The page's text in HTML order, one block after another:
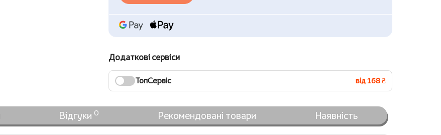
Додаткові сервіси
ТопСервіс від 168 ₴
Відгуки 0 Рекомендовані товари Наявність